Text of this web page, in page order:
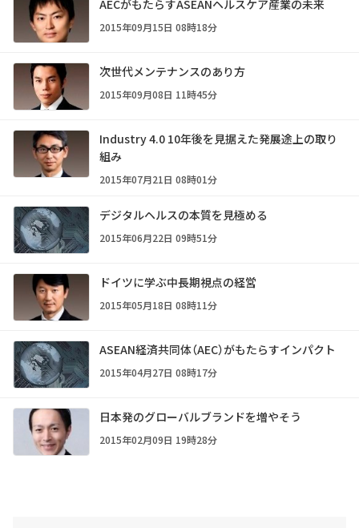
AECがもたらすASEANヘルスケア産業の未来
2015年09月15日 08時18分
次世代メンテナンスのあり方
2015年09月08日 11時45分
Industry 4.0 10年後を見据えた発展途上の取り
組み
2015年07月21日 08時01分
デジタルヘルスの本質を見極める
2015年06月22日 09時51分
ドイツに学ぶ中長期視点の経営
2015年05月18日 08時11分
ASEAN経済共同体（AEC）がもたらすインパクト
2015年04月27日 08時17分
日本発のグローバルブランドを増やそう
2015年02月09日 19時28分